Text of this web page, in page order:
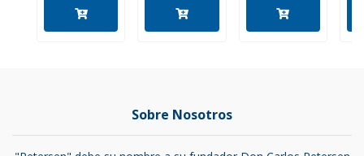
Sobre Nosotros